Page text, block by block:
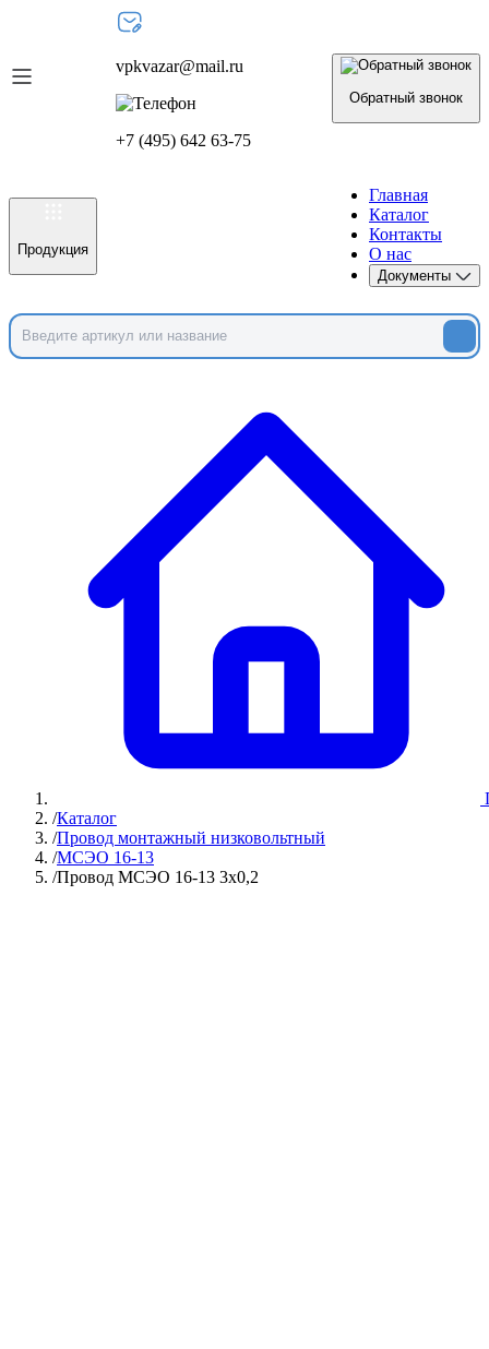
vpkvazar@mail.ru
+7 (495) 642 63-75
Обратный звонок
Продукция
Главная
Каталог
Контакты
О нас
Документы
/Каталог
/Провод монтажный низковольтный
/МСЭО 16-13
/Провод МСЭО 16-13 3х0,2